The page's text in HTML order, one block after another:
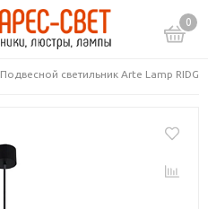
0
Подвесной светильник Arte Lamp